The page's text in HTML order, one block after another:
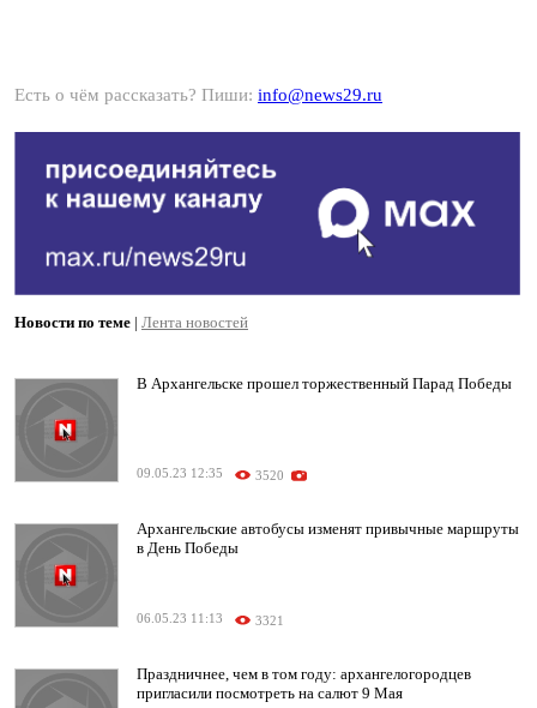
Есть о чём рассказать? Пиши: info@news29.ru
Новости по теме | Лента новостей
В Архангельске прошел торжественный Парад Победы
09.05.23 12:35 3520
Архангельские автобусы изменят привычные маршруты
в День Победы
06.05.23 11:13 3321
Праздничнее, чем в том году: архангелогородцев
пригласили посмотреть на салют 9 Мая